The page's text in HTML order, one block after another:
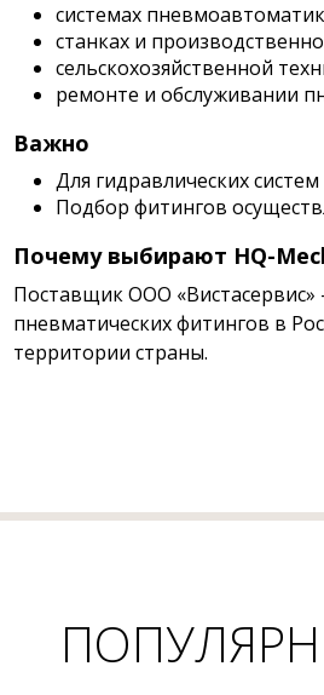
системах
станках и
сельскохозяйственной
ремонте и обслуживании
Важно
Для гидравлических
Подбор фитингов
Почему выбирают HQ-
Поставщик ООО
пневматических фитингов в
территории страны.